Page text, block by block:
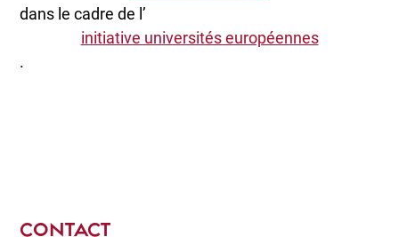
dans le cadre de l’
initiative universités européennes
.
CONTACT